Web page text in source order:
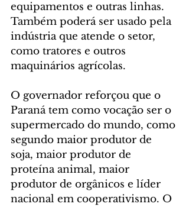
equipamentos e outras linhas.
Também poderá ser usado pela
indústria que atende o setor,
como tratores e outros
maquinários agrícolas.
O governador reforçou que o
Paraná tem como vocação ser o
supermercado do mundo, como
segundo maior produtor de
soja, maior produtor de
proteína animal, maior
produtor de orgânicos e líder
nacional em cooperativismo. O